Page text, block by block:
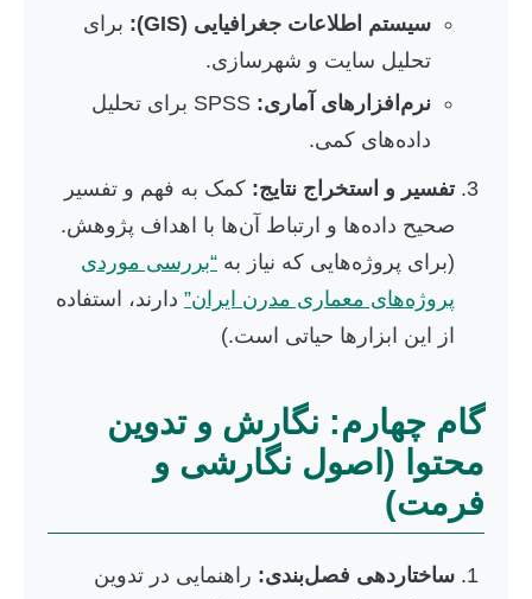
سیستم اطلاعات جغرافیایی (GIS):
برای
تحلیل سایت و شهرسازی.
نرم‌افزارهای آماری:
SPSS برای تحلیل
داده‌های کمی.
تفسیر و استخراج نتایج: کمک به فهم و تفسیر
صحیح داده‌ها و ارتباط آن‌ها با اهداف پژوهش.
(برای پروژه‌هایی که نیاز به “بررسی موردی
پروژه‌های معماری مدرن ایران” دارند، استفاده
از این ابزارها حیاتی است.)
گام چهارم: نگارش و تدوین
محتوا (اصول نگارشی و
فرمت)
ساختاردهی فصل‌بندی: راهنمایی در تدوین